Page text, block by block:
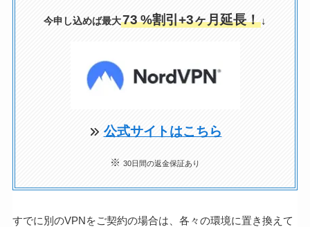
今申し込めば最大73%割引+3ヶ月延長！ ↓
公式サイトはこちら
※ 30日間の返金保証あり
すでに別のVPNをご契約の場合は、各々の環境に置き換えて